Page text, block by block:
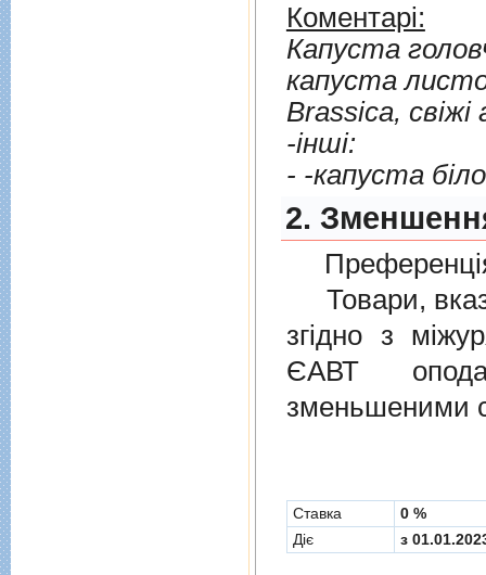
Коментарі:
Капуста
капуста
Вrassica, свiжi
-iншi:
- -капуста
2.
Товари,
згiдно з
ЄАВТ
зменьшеними
Cтавка
0 %
Діє
з